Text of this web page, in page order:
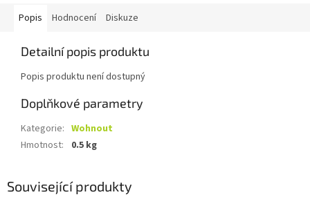
Popis Hodnocení Diskuze
Detailní popis produktu
Popis produktu není dostupný
Doplňkové parametry
Kategorie: Wohnout
Hmotnost: 0.5 kg
Související produkty